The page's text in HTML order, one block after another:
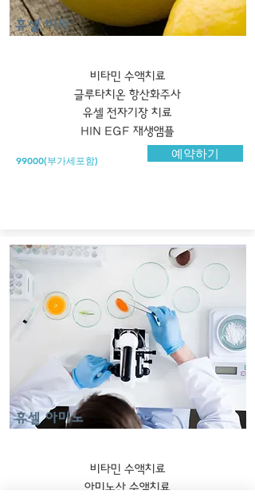
휴셀 비타
비타민 수액치료
​글루타치온 항산화주사
유셀 전자기장 치료
HIN EGF 재생앰플
99000(부가세포함) 예약하기
​휴셀 아미노
비타민 수액치료
​아미노산 수액치료